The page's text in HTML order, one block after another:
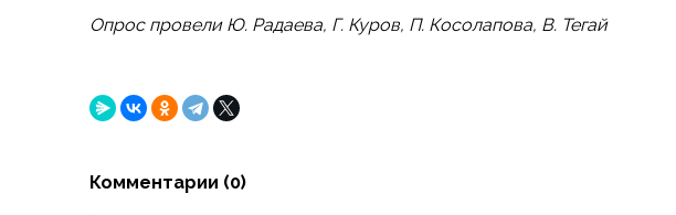
Опрос провели Ю. Радаева, Г. Куров, П. Косолапова, В. Тегай
Комментарии (0)